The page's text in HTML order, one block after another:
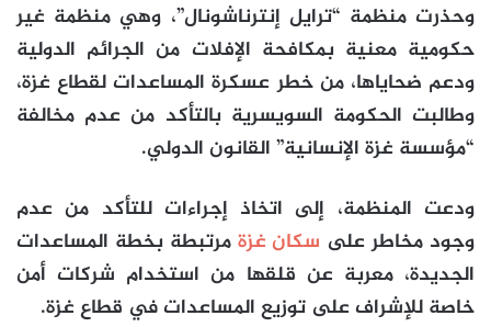
وحذرت منظمة “ترايل إنترناشونال”، وهي منظمة غير
حكومية معنية بمكافحة الإفلات من الجرائم الدولية
ودعم ضحاياها، من خطر عسكرة المساعدات لقطاع غزة،
وطالبت الحكومة السويسرية بالتأكد من عدم مخالفة
“مؤسسة غزة الإنسانية” القانون الدولي.
ودعت المنظمة، إلى اتخاذ إجراءات للتأكد من عدم
وجود مخاطر على سكان غزة مرتبطة بخطة المساعدات
الجديدة، معربة عن قلقها من استخدام شركات أمن
خاصة للإشراف على توزيع المساعدات في قطاع غزة.